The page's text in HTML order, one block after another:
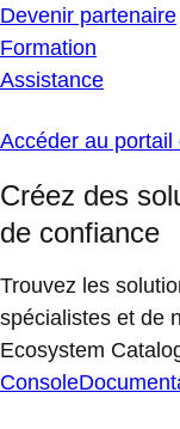
Devenir partenaire
Formation
Assistance
Accéder au
Créez des
de confiance
Trouvez les
spécialistes et de
Ecosystem
Console